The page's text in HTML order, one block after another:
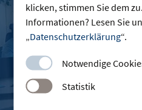
klicken, stimmen Sie dem
Informationen? Lesen Sie
„Datenschutzerklärung“.
Notwendige
Statistik